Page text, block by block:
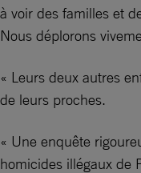
à voir des familles et
Nous déplorons
« Leurs deux autres
de leurs proches.
« Une enquête
homicides illégaux de